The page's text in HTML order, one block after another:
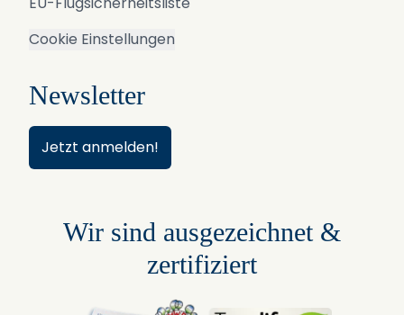
Cookie Einstellungen
Newsletter
Jetzt anmelden!
Wir sind ausgezeichnet &
zertifiziert